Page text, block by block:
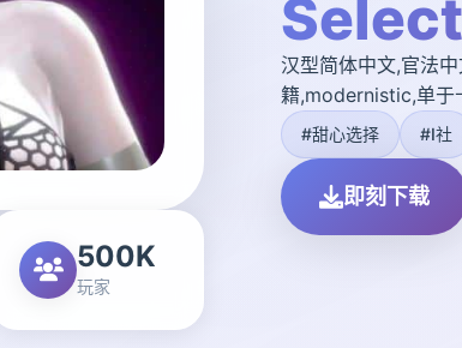
500K
玩家
Select
汉型简体中文,官法
籍,modernistic,单于
#甜心选择 #I社
即刻下载